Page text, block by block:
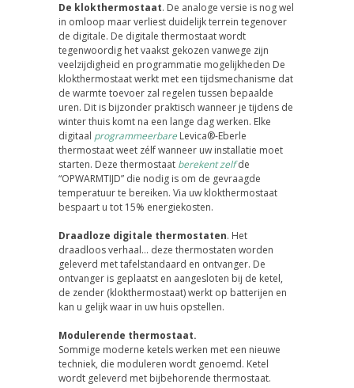
De klokthermostaat. De analoge versie is nog wel
in omloop maar verliest duidelijk terrein tegenover
de digitale. De digitale thermostaat wordt
tegenwoordig het vaakst gekozen vanwege zijn
veelzijdigheid en programmatie mogelijkheden De
klokthermostaat werkt met een tijdsmechanisme dat
de warmte toevoer zal regelen tussen bepaalde
uren. Dit is bijzonder praktisch wanneer je tijdens de
winter thuis komt na een lange dag werken. Elke
digitaal programmeerbare Levica®-Eberle
thermostaat weet zélf wanneer uw installatie moet
starten. Deze thermostaat berekent zelfde
“OPWARMTIJD” die nodig is om de gevraagde
temperatuur te bereiken. Via uw klokthermostaat
bespaart u tot 15% energiekosten.
Draadloze digitale thermostaten. Het
draadloos verhaal… deze thermostaten worden
geleverd met tafelstandaard en ontvanger. De
ontvanger is geplaatst en aangesloten bij de ketel,
de zender (klokthermostaat) werkt op batterijen en
kan u gelijk waar in uw huis opstellen.
Modulerende thermostaat.
Sommige moderne ketels werken met een nieuwe
techniek, die moduleren wordt genoemd. Ketel
wordt geleverd met bijbehorende thermostaat.